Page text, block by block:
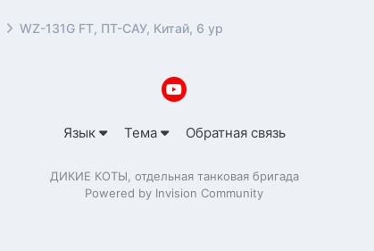
WZ-131G FT, ПТ-САУ, Китай, 6 ур
Язык Тема Обратная связь
ДИКИЕ КОТЫ, отдельная танковая бригада
Powered by Invision Community